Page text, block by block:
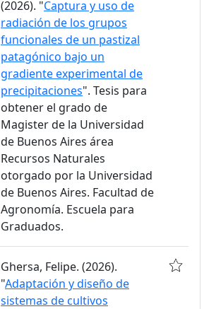
(2026). "Captura y uso de
radiación de los grupos
funcionales de un pastizal
patagónico bajo un
gradiente experimental de
precipitaciones". Tesis para
obtener el grado de
Magister de la Universidad
de Buenos Aires área
Recursos Naturales
otorgado por la Universidad
de Buenos Aires. Facultad de
Agronomía. Escuela para
Graduados.
Ghersa, Felipe. (2026).
"Adaptación y diseño de
sistemas de cultivos